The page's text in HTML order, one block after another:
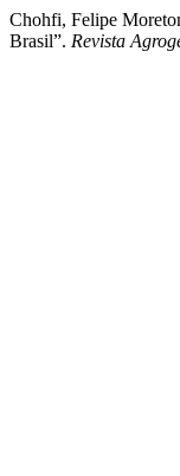
Chohfi, Felipe
Brasil”. Revista